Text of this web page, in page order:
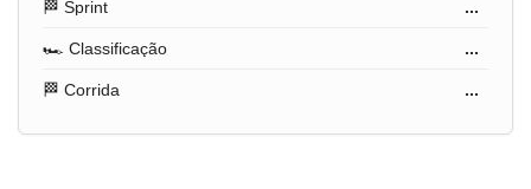
🏁 Sprint ...
🏎️ Classificação ...
🏁 Corrida ...